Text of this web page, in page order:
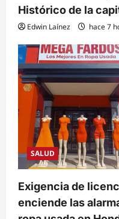
Histórico de la
Edwin Laínez hace 7
SALUD
Exigencia de
enciende las